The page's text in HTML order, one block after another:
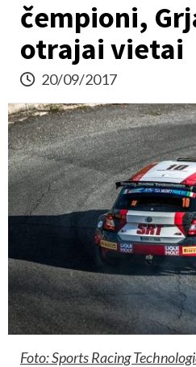
čempioni,
otrajai vietai
20/09/2017
Foto: Sports Racing